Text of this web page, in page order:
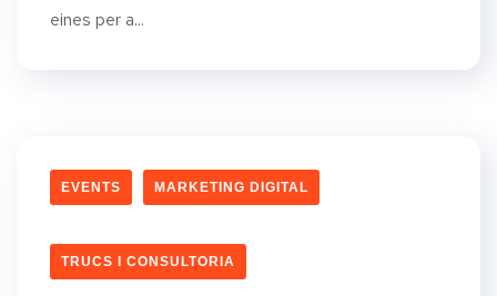
eines per a...
EVENTS MARKETING DIGITAL
TRUCS I CONSULTORIA